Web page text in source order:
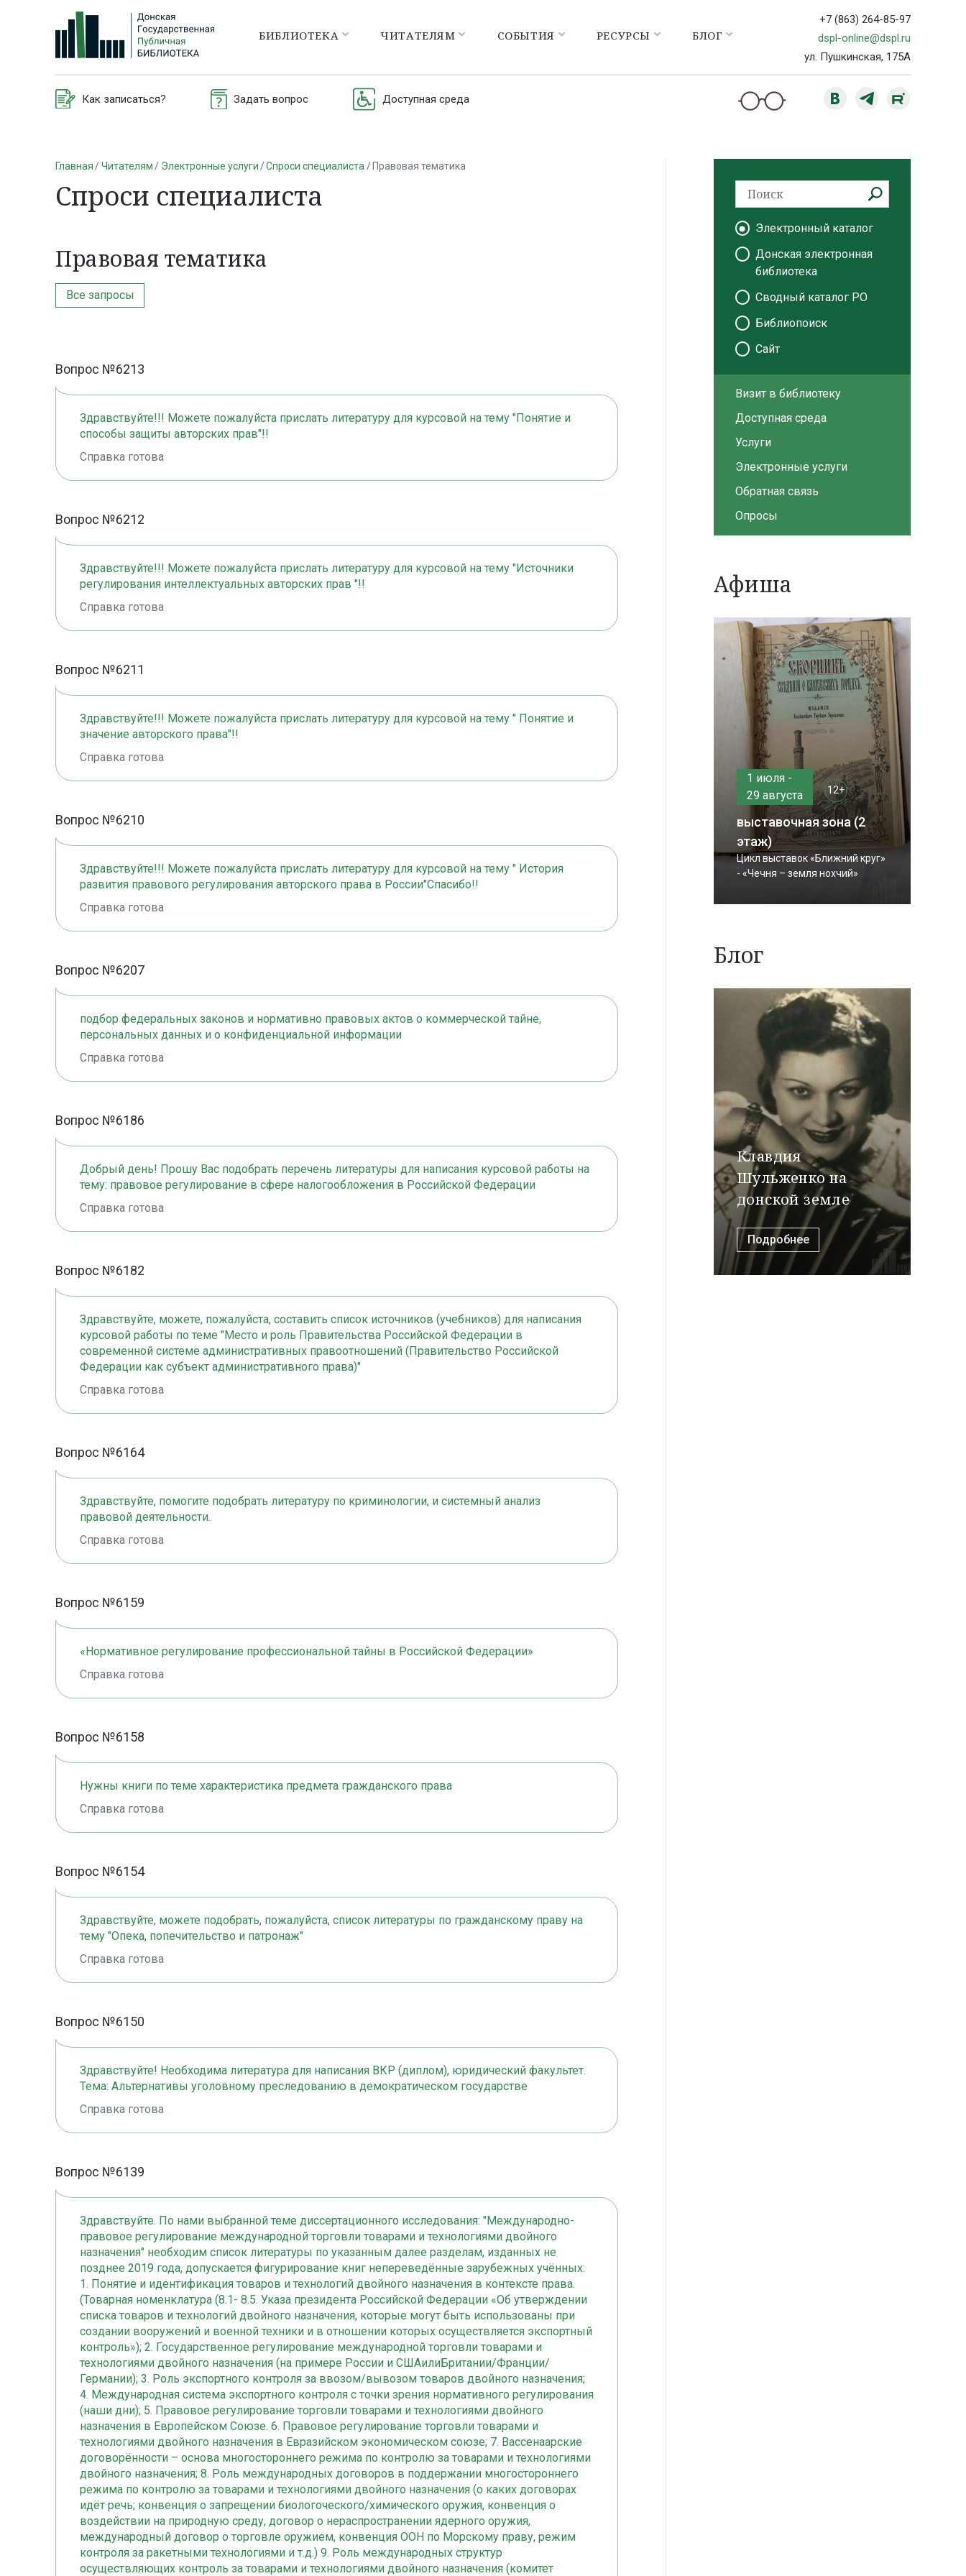
БИБЛИОТЕКА ЧИТАТЕЛЯМ СОБЫТИЯ РЕСУРСЫ БЛОГ
+7 (863) 264-85-97
dspl-online@dspl.ru
ул. Пушкинская, 175А
Как записаться? Задать вопрос Доступная среда
Главная Читателям Электронные услуги Спроси специалиста Правовая тематика
Спроси специалиста
Правовая тематика
Все запросы
Вопрос №6213
Здравствуйте!!! Можете пожалуйста прислать литературу для курсовой на тему "Понятие и
способы защиты авторских прав"!!
Справка готова
Вопрос №6212
Здравствуйте!!! Можете пожалуйста прислать литературу для курсовой на тему "Источники
регулирования интеллектуальных авторских прав "!!
Справка готова
Вопрос №6211
Здравствуйте!!! Можете пожалуйста прислать литературу для курсовой на тему " Понятие и
значение авторского права"!!
Справка готова
Вопрос №6210
Здравствуйте!!! Можете пожалуйста прислать литературу для курсовой на тему " История
развития правового регулирования авторского права в России"Спасибо!!
Справка готова
Вопрос №6207
подбор федеральных законов и нормативно правовых актов о коммерческой тайне,
персональных данных и о конфиденциальной информации
Справка готова
Вопрос №6186
Добрый день! Прошу Вас подобрать перечень литературы для написания курсовой работы на
тему: правовое регулирование в сфере налогообложения в Российской Федерации
Справка готова
Вопрос №6182
Здравствуйте, можете, пожалуйста, составить список источников (учебников) для написания
курсовой работы по теме "Место и роль Правительства Российской Федерации в
современной системе административных правоотношений (Правительство Российской
Федерации как субъект административного права)"
Справка готова
Вопрос №6164
Здравствуйте, помогите подобрать литературу по криминологии, и системный анализ
правовой деятельности.
Справка готова
Вопрос №6159
«Нормативное регулирование профессиональной тайны в Российской Федерации»
Справка готова
Вопрос №6158
Нужны книги по теме характеристика предмета гражданского права
Справка готова
Вопрос №6154
Здравствуйте, можете подобрать, пожалуйста, список литературы по гражданскому праву на
тему "Опека, попечительство и патронаж"
Справка готова
Вопрос №6150
Здравствуйте! Необходима литература для написания ВКР (диплом), юридический факультет.
Тема: Альтернативы уголовному преследованию в демократическом государстве
Справка готова
Вопрос №6139
Здравствуйте. По нами выбранной теме диссертационного исследования: "Международно-
правовое регулирование международной торговли товарами и технологиями двойного
назначения" необходим список литературы по указанным далее разделам, изданных не
позднее 2019 года, допускается фигурирование книг непереведённые зарубежных учённых:
1. Понятие и идентификация товаров и технологий двойного назначения в контексте права.
(Товарная номенклатура (8.1- 8.5. Указа президента Российской Федерации «Об утверждении
списка товаров и технологий двойного назначения, которые могут быть использованы при
создании вооружений и военной техники и в отношении которых осуществляется экспортный
контроль»); 2. Государственное регулирование международной торговли товарами и
технологиями двойного назначения (на примере России и СШАилиБритании/Франции/
Германии); 3. Роль экспортного контроля за ввозом/вывозом товаров двойного назначения;
4. Международная система экспортного контроля с точки зрения нормативного регулирования
(наши дни); 5. Правовое регулирование торговли товарами и технологиями двойного
назначения в Европейском Союзе. 6. Правовое регулирование торговли товарами и
технологиями двойного назначения в Евразийском экономическом союзе; 7. Вассенаарские
договорённости – основа многостороннего режима по контролю за товарами и технологиями
двойного назначения; 8. Роль международных договоров в поддержании многостороннего
режима по контролю за товарами и технологиями двойного назначения (о каких договорах
идёт речь; конвенция о запрещении биологоческого/химического оружия, конвенция о
воздействии на природную среду, договор о нераспространении ядерного оружия,
международный договор о торговле оружием, конвенция ООН по Морскому праву, режим
контроля за ракетными технологиями и т.д.) 9. Роль международных структур
осуществляющих контроль за товарами и технологиями двойного назначения (комитет
Электронный каталог
Донская электронная
библиотека
Сводный каталог РО
Библиопоиск
Сайт
Визит в библиотеку
Доступная среда
Услуги
Электронные услуги
Обратная связь
Опросы
Афиша
1 июля -
29 августа
12+
выставочная зона (2
этаж)
Цикл выставок «Ближний круг»
- «Чечня – земля нохчий»
Блог
Клавдия
Шульженко на
донской земле
Подробнее